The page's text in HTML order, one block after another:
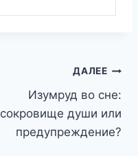
ДАЛЕЕ
Изумруд во сне:
сокровище души или
предупреждение?